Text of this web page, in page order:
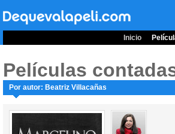
Inicio
Películas
Por autor: Beatriz Villacañas